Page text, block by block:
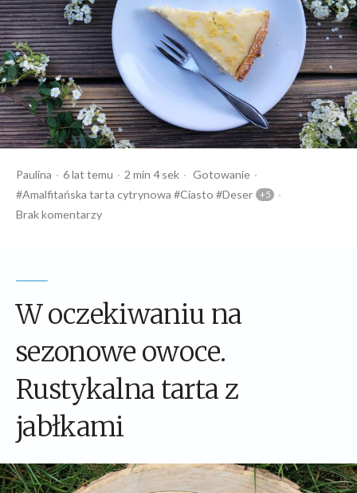
Opublikowany
przez
Paulina 6 lat temu
Czas
czytania
2 min 4 sek
Opublikowany
w
Gotowanie
Amalfitańska tarta cytrynowa
Ciasto
Deser
Brak komentarzy
W oczekiwaniu na
sezonowe owoce.
Rustykalna tarta z
jabłkami